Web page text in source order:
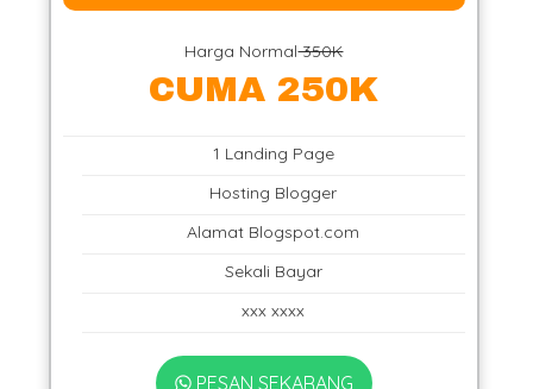
Harga Normal350K
CUMA 250K
1 Landing Page
Hosting Blogger
Alamat Blogspot.com
Sekali Bayar
xxx xxxx
PESAN SEKARANG